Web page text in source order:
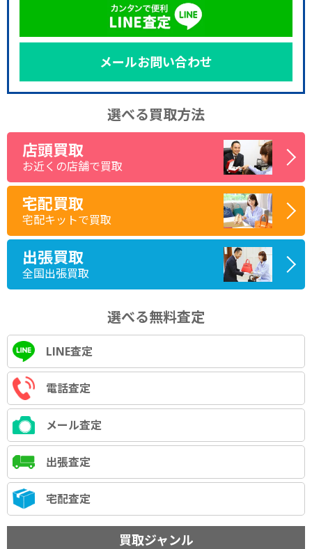
メールお問い合わせ
選べる買取方法
店頭買取
お近くの店舗で買取
宅配買取
宅配キットで買取
出張買取
全国出張買取
選べる無料査定
LINE査定
電話査定
メール査定
出張査定
宅配査定
買取ジャンル